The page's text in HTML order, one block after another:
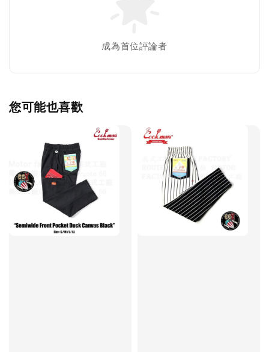
成為首位評論者
您可能也喜歡